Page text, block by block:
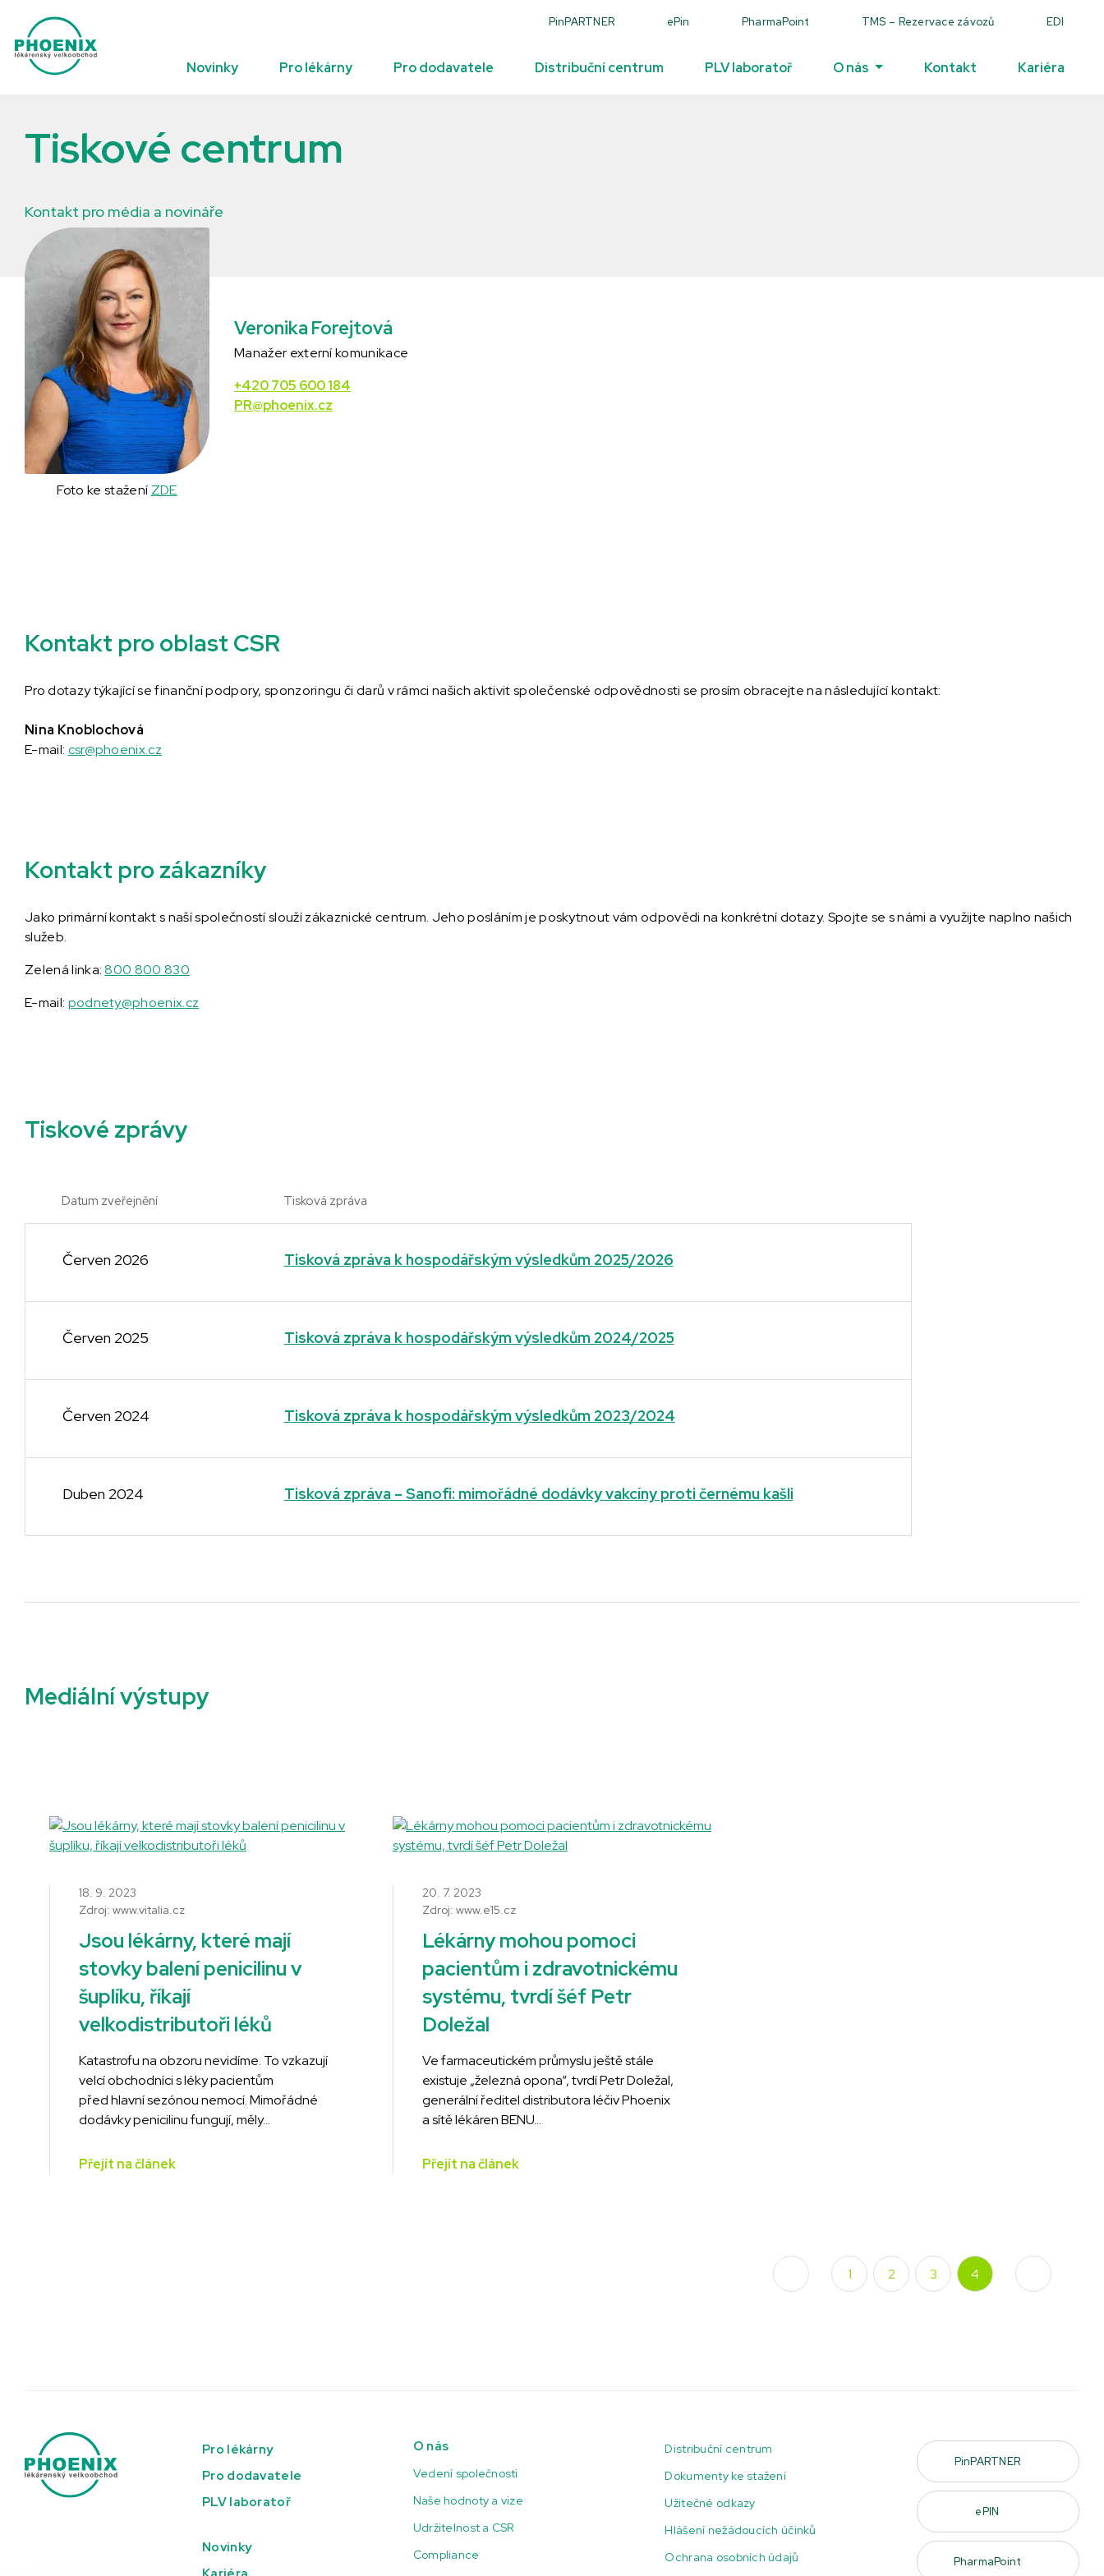
PinPARTNER ePin PharmaPoint TMS – Rezervace závozů EDI
Novinky Pro lékárny Pro dodavatele Distribuční centrum PLV laboratoř O nás Kontakt Kariéra
Tiskové centrum
Kontakt pro média a novináře
Foto ke stažení ZDE
Veronika Forejtová
Manažer externí komunikace
+420 705 600 184
PR@phoenix.cz
Kontakt pro oblast CSR
Pro dotazy týkající se finanční podpory, sponzoringu či darů v rámci našich aktivit společenské odpovědnosti se prosím obracejte na následující kontakt:
Nina Knoblochová
E-mail: csr@phoenix.cz
Kontakt pro zákazníky
Jako primární kontakt s naší společností slouží zákaznické centrum. Jeho posláním je poskytnout vám odpovědi na konkrétní dotazy. Spojte se s námi a využijte naplno našich
služeb.
Zelená linka:800 800 830
E-mail: podnety@phoenix.cz
Tiskové zprávy
Datum zveřejnění Tisková zpráva
Červen 2026 Tisková zpráva k hospodářským výsledkům 2025/2026
Červen 2025 Tisková zpráva k hospodářským výsledkům 2024/2025
Červen 2024 Tisková zpráva k hospodářským výsledkům 2023/2024
Duben 2024 Tisková zpráva – Sanofi: mimořádné dodávky vakcíny proti černému kašli
Mediální výstupy
18. 9. 2023
Zdroj: www.vitalia.cz
Jsou lékárny, které mají
stovky balení penicilinu v
šuplíku, říkají
velkodistributoři léků
Katastrofu na obzoru nevidíme. To vzkazují
velcí obchodníci s léky pacientům
před hlavní sezónou nemocí. Mimořádné
dodávky penicilinu fungují, měly…
Přejít na článek
20. 7. 2023
Zdroj: www.e15.cz
Lékárny mohou pomoci
pacientům i zdravotnickému
systému, tvrdí šéf Petr
Doležal
Ve farmaceutickém průmyslu ještě stále
existuje „železná opona“, tvrdí Petr Doležal,
generální ředitel distributora léčiv Phoenix
a sítě lékáren BENU…
Přejít na článek
Předchozí1 2 3 4 Další
Pro lékárny
Pro dodavatele
PLV laboratoř
Novinky
O nás
Vedení společnosti
Naše hodnoty a vize
Udržitelnost a CSR
Compliance
Distribuční centrum
Dokumenty ke stažení
Užitečné odkazy
Hlášení nežádoucích účinků
Ochrana osobních údajů
PinPARTNER
ePIN
PharmaPoint